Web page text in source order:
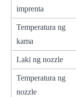
imprenta
Temperatura ng
kama
Laki ng nozzle
Temperatura ng
nozzle